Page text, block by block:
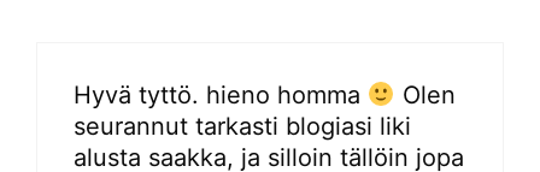
Hyvä tyttö. hieno homma
Olen
seurannut tarkasti blogiasi liki
alusta saakka, ja silloin tällöin jopa